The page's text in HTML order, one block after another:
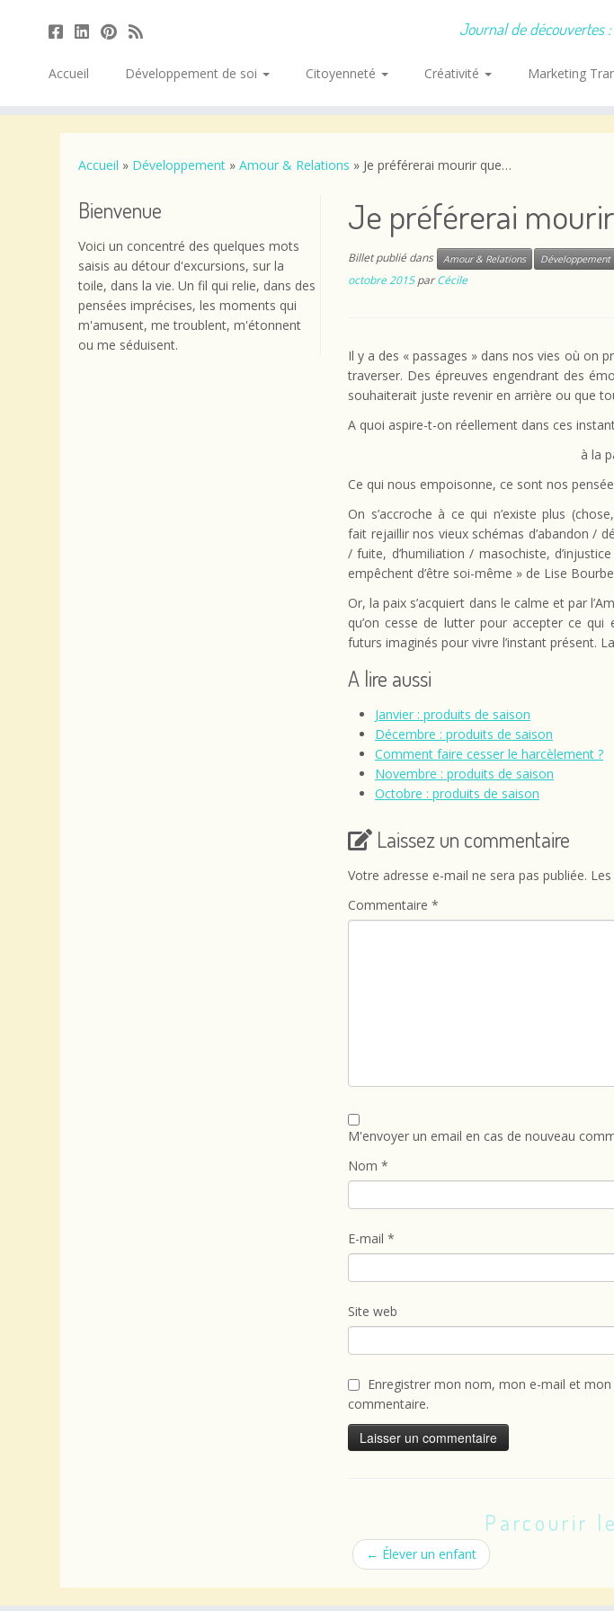
Journal de découvertes
Accueil Développement de soi Citoyenneté Créativité Marketing
Accueil » Développement » Amour & Relations » Je préférerai mourir que…
Bienvenue
Voici un concentré des quelques mots
saisis au détour d'excursions, sur la
toile, dans la vie. Un fil qui relie, dans des
pensées imprécises, les moments qui
m'amusent, me troublent, m'étonnent
ou me séduisent.
Je préférerai
Billet publié dans Amour & Relations Développement
octobre 2015 parCécile
Il y a des « passages » dans nos vies où on
traverser. Des épreuves engendrant des
souhaiterait juste revenir en arrière ou que
A quoi aspire-t-on réellement dans ces
à la
Ce qui nous empoisonne, ce sont nos
On s’accroche à ce qui n’existe plus
fait rejaillir nos vieux schémas d’abandon /
/ fuite, d’humiliation / masochiste,
empêchent d’être soi-même » de Lise
Or, la paix s’acquiert dans le calme et par
qu’on cesse de lutter pour accepter ce
futurs imaginés pour vivre l’instant présent.
A lire aussi
Janvier : produits de saison
Décembre : produits de saison
Comment faire cesser le harcèlement ?
Novembre : produits de saison
Octobre : produits de saison
Laissez un commentaire
Votre adresse e-mail ne sera pas publiée.
Commentaire *
M'envoyer un email en cas de nouveau
Nom *
E-mail *
Site web
Enregistrer mon nom, mon e-mail et
commentaire.
Parcourir
← Élever un enfant